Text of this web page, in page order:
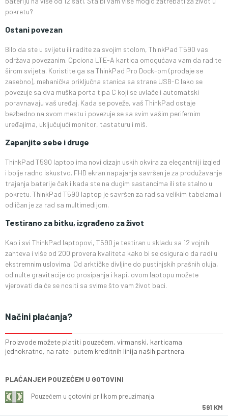
pokretu?
Ostani povezan
Bilo da ste u svijetu ili radite za svojim stolom, ThinkPad T590 vas
održava povezanim. Opciona LTE-A kartica omogućava vam da radite
širom svijeta. Koristite ga sa ThinkPad Pro Dock-om (prodaje se
zasebno), mehanička priključna stanica sa strane USB-C lako se
povezuje sa dva muška porta tipa C koji se uvlače i automatski
poravnavaju vaš uređaj. Kada se poveže, vaš ThinkPad ostaje
bezbedno na svom mestu i povezuje se sa svim vašim perifernim
uređajima, uključujući monitor, tastaturu i miš.
Zapanjite sebe i druge
ThinkPad T590 laptop ima novi dizajn uskih okvira za elegantniji izgled
i bolje radno iskustvo. FHD ekran napajanja savršen je za produžavanje
trajanja baterije čak i kada ste na dugim sastancima ili ste stalno u
pokretu. ThinkPad T590 laptop je savršen za rad sa velikim tabelama i
odličan je za rad sa multimedijom.
Testirano za bitku, izgrađeno za život
Kao i svi ThinkPad laptopovi, T590 je testiran u skladu sa 12 vojnih
zahteva i više od 200 provera kvaliteta kako bi se osiguralo da radi u
ekstremnim uslovima. Od arktičke divljine do pustinjskih prašnih oluja,
od nulte gravitacije do prosipanja i kapi, ovom laptopu možete
vjerovati da će se nositi sa svime što vam život baci.
Načini plaćanja?
Proizvode možete platiti pouzećem, virmanski, karticama
jednokratno, na rate i putem kreditnih linija naših partnera.
PLAĆANJEM POUZEĆEM U GOTOVINI
Pouzećem u gotovini prilikom preuzimanja
591 KM